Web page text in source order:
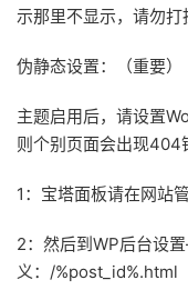
示那里不显示，请勿打
伪静态设置：（重要）
主题启用后，请设置
则个别页面会出现404
1：宝塔面板请在网站
2：然后到WP后台设
义：/%post_id%.html